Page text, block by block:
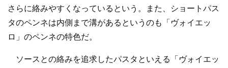
さらに絡みやすくなっているという。また、ショートパス
タのペンネは内側まで溝があるというのも「ヴォイエッ
ロ」のペンネの特色だ。
ソースとの絡みを追求したパスタといえる「ヴォイエッ